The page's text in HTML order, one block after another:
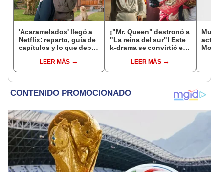
'Acaramelados' llegó a
Netflix: reparto, guía de
capítulos y lo que debes
coreanaLEER MÁS
¡"Mr. Queen" destronó a
"La reina del sur"! Este
k-drama se convirtió en
LEER MÁS